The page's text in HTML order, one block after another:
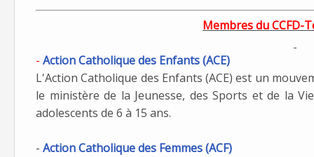
Membres du CCFD-
- Action Catholique des Enfants (ACE)
L'Action Catholique des Enfants (ACE) est un
le ministère de la Jeunesse, des Sports et de la
adolescents de 6 à 15 ans.
- Action Catholique des Femmes (ACF)